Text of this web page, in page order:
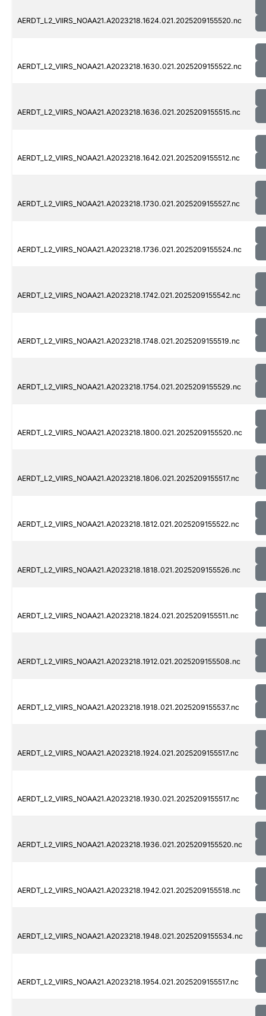
AERDT_L2_VIIRS_NOAA21.A2023218.1624.021.2025209155520.nc
AERDT_L2_VIIRS_NOAA21.A2023218.1630.021.2025209155522.nc
AERDT_L2_VIIRS_NOAA21.A2023218.1636.021.2025209155515.nc
AERDT_L2_VIIRS_NOAA21.A2023218.1642.021.2025209155512.nc
AERDT_L2_VIIRS_NOAA21.A2023218.1730.021.2025209155527.nc
AERDT_L2_VIIRS_NOAA21.A2023218.1736.021.2025209155524.nc
AERDT_L2_VIIRS_NOAA21.A2023218.1742.021.2025209155542.nc
AERDT_L2_VIIRS_NOAA21.A2023218.1748.021.2025209155519.nc
AERDT_L2_VIIRS_NOAA21.A2023218.1754.021.2025209155529.nc
AERDT_L2_VIIRS_NOAA21.A2023218.1800.021.2025209155520.nc
AERDT_L2_VIIRS_NOAA21.A2023218.1806.021.2025209155517.nc
AERDT_L2_VIIRS_NOAA21.A2023218.1812.021.2025209155522.nc
AERDT_L2_VIIRS_NOAA21.A2023218.1818.021.2025209155526.nc
AERDT_L2_VIIRS_NOAA21.A2023218.1824.021.2025209155511.nc
AERDT_L2_VIIRS_NOAA21.A2023218.1912.021.2025209155508.nc
AERDT_L2_VIIRS_NOAA21.A2023218.1918.021.2025209155537.nc
AERDT_L2_VIIRS_NOAA21.A2023218.1924.021.2025209155517.nc
AERDT_L2_VIIRS_NOAA21.A2023218.1930.021.2025209155517.nc
AERDT_L2_VIIRS_NOAA21.A2023218.1936.021.2025209155520.nc
AERDT_L2_VIIRS_NOAA21.A2023218.1942.021.2025209155518.nc
AERDT_L2_VIIRS_NOAA21.A2023218.1948.021.2025209155534.nc
AERDT_L2_VIIRS_NOAA21.A2023218.1954.021.2025209155517.nc